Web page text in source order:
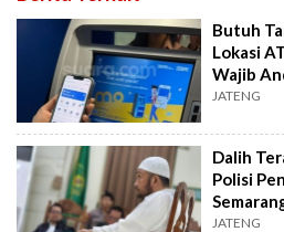
Butuh
Lokasi
Wajib
Kampus
JATENG
Dalih
Polisi
JATENG